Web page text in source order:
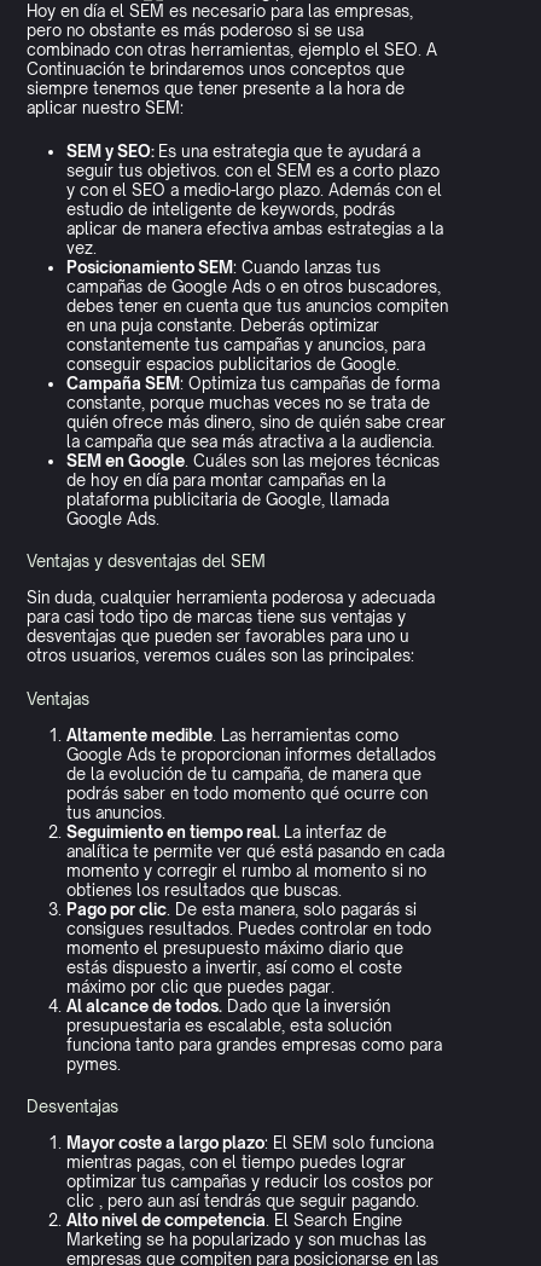
Hoy en día el SEM es necesario para las empresas,
pero no obstante es más poderoso si se usa
combinado con otras herramientas, ejemplo el SEO. A
Continuación te brindaremos unos conceptos que
siempre tenemos que tener presente a la hora de
aplicar nuestro SEM:
SEM y SEO: Es una estrategia que te ayudará a
seguir tus objetivos. con el SEM es a corto plazo
y con el SEO a medio-largo plazo. Además con el
estudio de inteligente de keywords, podrás
aplicar de manera efectiva ambas estrategias a la
vez.
Posicionamiento SEM: Cuando lanzas tus
campañas de Google Ads o en otros buscadores,
debes tener en cuenta que tus anuncios compiten
en una puja constante. Deberás optimizar
constantemente tus campañas y anuncios, para
conseguir espacios publicitarios de Google.
Campaña SEM: Optimiza tus campañas de forma
constante, porque muchas veces no se trata de
quién ofrece más dinero, sino de quién sabe crear
la campaña que sea más atractiva a la audiencia.
SEM en Google. Cuáles son las mejores técnicas
de hoy en día para montar campañas en la
plataforma publicitaria de Google, llamada
Google Ads.
Ventajas y desventajas del SEM
Sin duda, cualquier herramienta poderosa y adecuada
para casi todo tipo de marcas tiene sus ventajas y
desventajas que pueden ser favorables para uno u
otros usuarios, veremos cuáles son las principales:
Ventajas
Altamente medible. Las herramientas como
Google Ads te proporcionan informes detallados
de la evolución de tu campaña, de manera que
podrás saber en todo momento qué ocurre con
tus anuncios.
Seguimiento en tiempo real. La interfaz de
analítica te permite ver qué está pasando en cada
momento y corregir el rumbo al momento si no
obtienes los resultados que buscas.
Pago por clic. De esta manera, solo pagarás si
consigues resultados. Puedes controlar en todo
momento el presupuesto máximo diario que
estás dispuesto a invertir, así como el coste
máximo por clic que puedes pagar.
Al alcance de todos.Dado que la inversión
presupuestaria es escalable, esta solución
funciona tanto para grandes empresas como para
pymes.
Desventajas
Mayor coste a largo plazo: El SEM solo funciona
mientras pagas, con el tiempo puedes lograr
optimizar tus campañas y reducir los costos por
clic , pero aun así tendrás que seguir pagando.
Alto nivel de competencia . El Search Engine
Marketing se ha popularizado y son muchas las
empresas que compiten para posicionarse en las